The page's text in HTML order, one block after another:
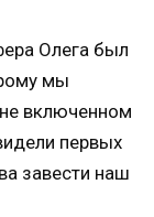
Олега был
мы
включенном
первых
завести наш